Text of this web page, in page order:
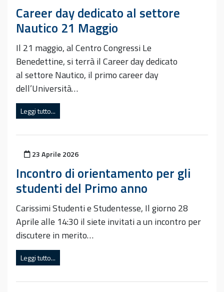
Career day dedicato al settore
Nautico 21 Maggio
Il 21 maggio, al Centro Congressi Le
Benedettine, si terrà il Career day dedicato
al settore Nautico, il primo career day
dell’Università…
Leggi tutto...
Pubblicato il
23 Aprile 2026
Incontro di orientamento per gli
studenti del Primo anno
Carissimi Studenti e Studentesse, Il giorno 28
Aprile alle 14:30 il siete invitati a un incontro per
discutere in merito…
Leggi tutto...